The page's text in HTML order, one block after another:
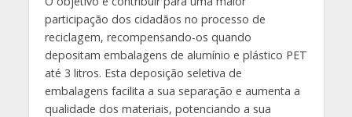
participação dos cidadãos no processo de
reciclagem, recompensando-os quando
depositam embalagens de alumínio e plástico PET
até 3 litros. Esta deposição seletiva de
embalagens facilita a sua separação e aumenta a
qualidade dos materiais, potenciando a sua